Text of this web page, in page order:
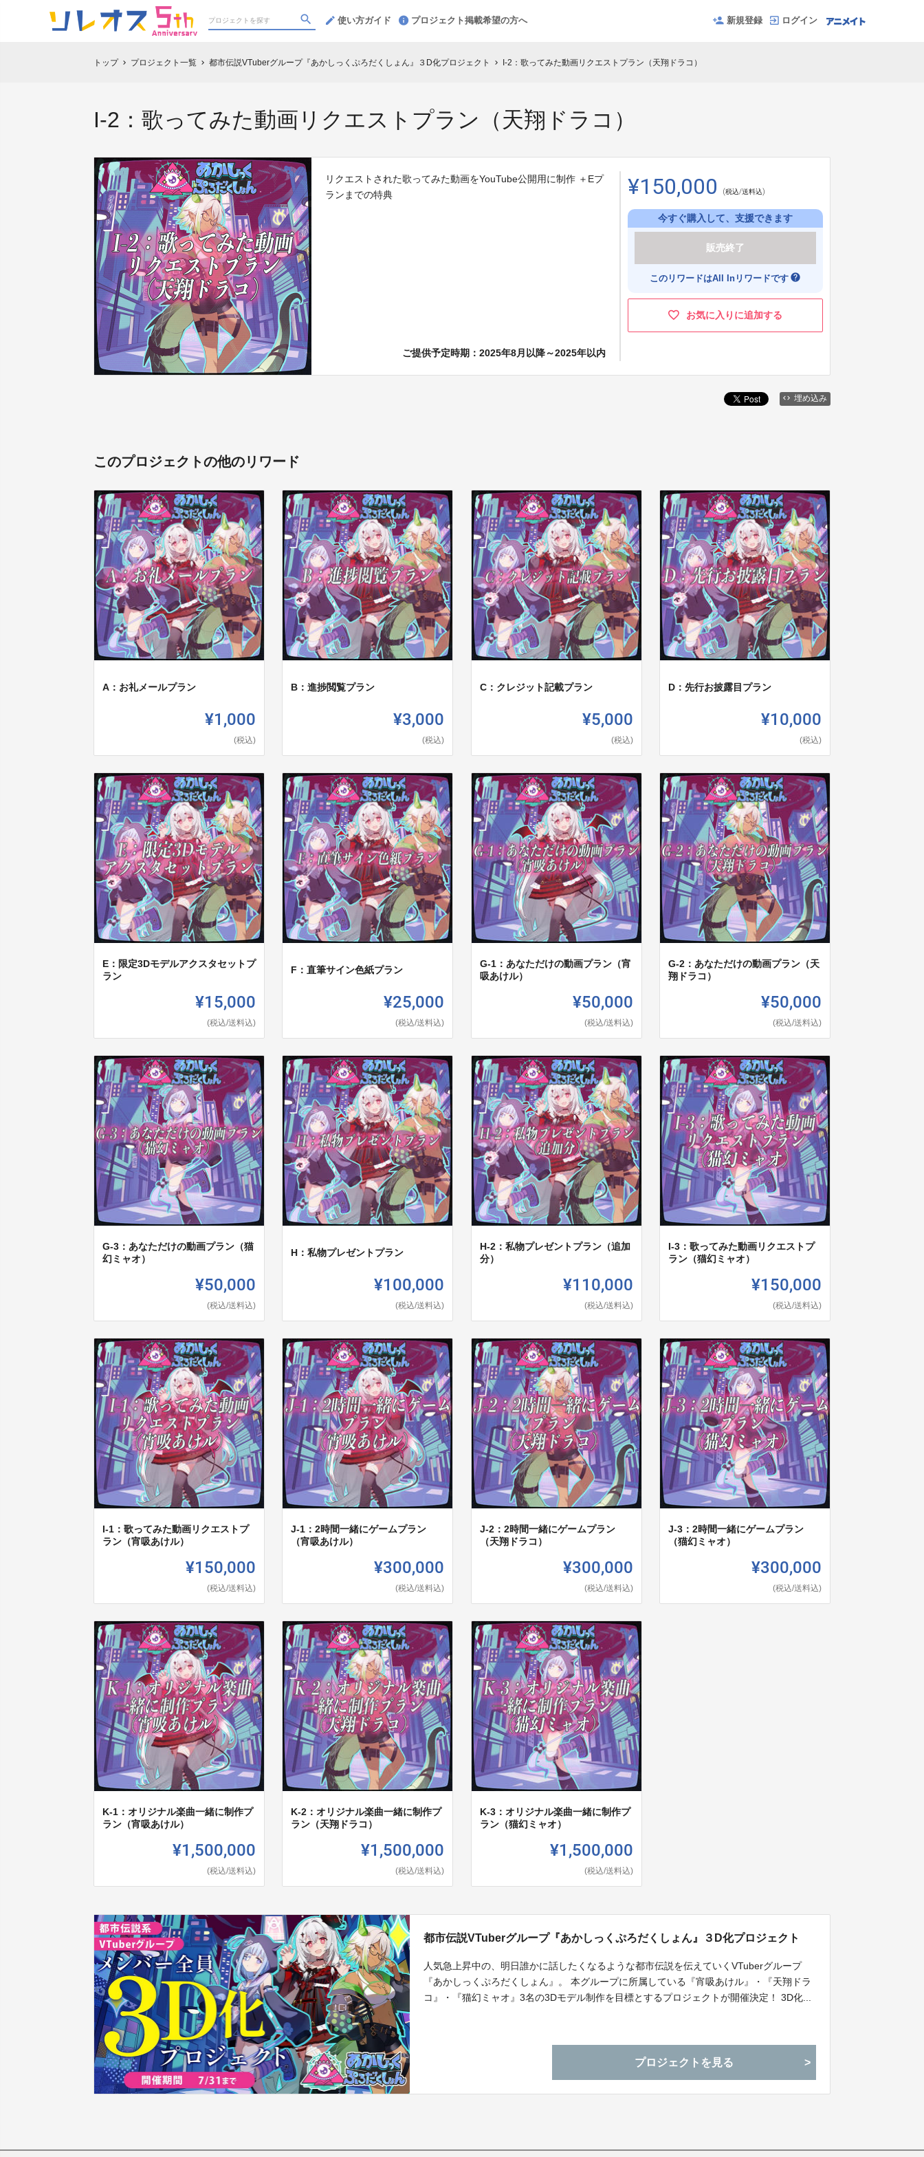
使い方ガイド プロジェクト掲載希望の方へ 新規登録 ログイン
トップ chevron_right プロジェクト一覧 chevron_right 都市伝説VTuberグループ『あかしっくぷろだくしょん』３D化プロジェクト chevron_right I-2：歌ってみた動画リクエストプラン（天翔ドラコ）
I-2：歌ってみた動画リクエストプラン（天翔ドラコ）
リクエストされた歌ってみた動画をYouTube公開用に制作 ＋Eプ
ランまでの特典
ご提供予定時期： 2025年8月以降～2025年以内
¥150,000 (税込/送料込)
今すぐ購入して、支援できます
販売終了
このリワードはAll Inリワードです help
お気に入りに追加する
埋め込み
このプロジェクトの他のリワード
A：お礼メールプラン
¥1,000
(税込)
B：進捗閲覧プラン
¥3,000
(税込)
C：クレジット記載プラン
¥5,000
(税込)
D：先行お披露目プラン
¥10,000
(税込)
E：限定3Dモデルアクスタセットプ
ラン
¥15,000
(税込/送料込)
F：直筆サイン色紙プラン
¥25,000
(税込/送料込)
G-1：あなただけの動画プラン（宵
吸あけル）
¥50,000
(税込/送料込)
G-2：あなただけの動画プラン（天
翔ドラコ）
¥50,000
(税込/送料込)
G-3：あなただけの動画プラン（猫
幻ミャオ）
¥50,000
(税込/送料込)
H：私物プレゼントプラン
¥100,000
(税込/送料込)
H-2：私物プレゼントプラン（追加
分）
¥110,000
(税込/送料込)
I-3：歌ってみた動画リクエストプ
ラン（猫幻ミャオ）
¥150,000
(税込/送料込)
I-1：歌ってみた動画リクエストプ
ラン（宵吸あけル）
¥150,000
(税込/送料込)
J-1：2時間一緒にゲームプラン
（宵吸あけル）
¥300,000
(税込/送料込)
J-2：2時間一緒にゲームプラン
（天翔ドラコ）
¥300,000
(税込/送料込)
J-3：2時間一緒にゲームプラン
（猫幻ミャオ）
¥300,000
(税込/送料込)
K-1：オリジナル楽曲一緒に制作プ
ラン（宵吸あけル）
¥1,500,000
(税込/送料込)
K-2：オリジナル楽曲一緒に制作プ
ラン（天翔ドラコ）
¥1,500,000
(税込/送料込)
K-3：オリジナル楽曲一緒に制作プ
ラン（猫幻ミャオ）
¥1,500,000
(税込/送料込)
都市伝説VTuberグループ『あかしっくぷろだくしょん』３D化プロジェクト
人気急上昇中の、明日誰かに話したくなるような都市伝説を伝えていくVTuberグループ
『あかしっくぷろだくしょん』。 本グループに所属している『宵吸あけル』・『天翔ドラ
コ』・『猫幻ミャオ』3名の3Dモデル制作を目標とするプロジェクトが開催決定！ 3D化...
プロジェクトを見る